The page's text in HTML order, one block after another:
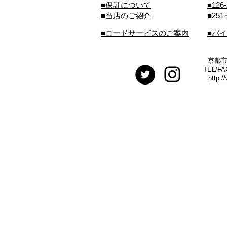
■保証について
■当店のご紹介
■251
■ロードサービスのご案内 ■バ
京都
TEL/